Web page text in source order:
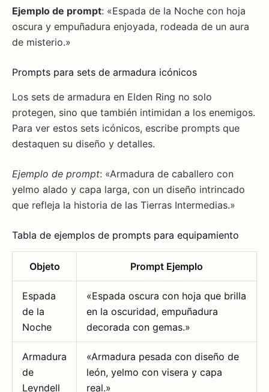
Ejemplo de prompt: «Espada de la Noche con hoja
oscura y empuñadura enjoyada, rodeada de un aura
de misterio.»
Prompts para sets de armadura icónicos
Los sets de armadura en Elden Ring no solo
protegen, sino que también intimidan a los enemigos.
Para ver estos sets icónicos, escribe prompts que
destaquen su diseño y detalles.
Ejemplo de prompt: «Armadura de caballero con
yelmo alado y capa larga, con un diseño intrincado
que refleja la historia de las Tierras Intermedias.»
Tabla de ejemplos de prompts para equipamiento
Objeto Prompt Ejemplo
Espada
de la
Noche
«Espada oscura con hoja que brilla
en la oscuridad, empuñadura
decorada con gemas.»
Armadura
de
Leyndell
«Armadura pesada con diseño de
león, yelmo con visera y capa
real.»